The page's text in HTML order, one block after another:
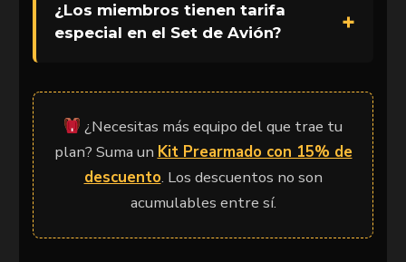
¿Los miembros tienen tarifa
especial en el Set de Avión?
¿Necesitas más equipo del que trae tu
plan? Suma un Kit Prearmado con 15% de
descuento. Los descuentos no son
acumulables entre sí.